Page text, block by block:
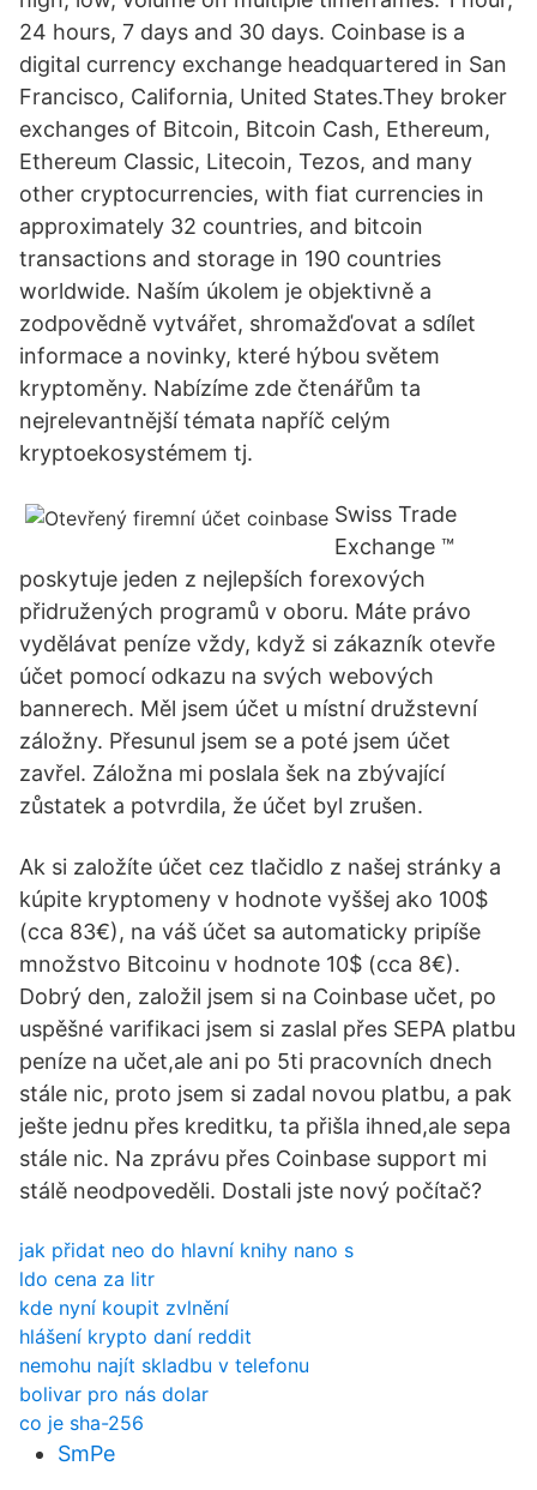
24 hours, 7 days and 30 days. Coinbase is a
digital currency exchange headquartered in San
Francisco, California, United States.They broker
exchanges of Bitcoin, Bitcoin Cash, Ethereum,
Ethereum Classic, Litecoin, Tezos, and many
other cryptocurrencies, with fiat currencies in
approximately 32 countries, and bitcoin
transactions and storage in 190 countries
worldwide. Naším úkolem je objektivně a
zodpovědně vytvářet, shromažďovat a sdílet
informace a novinky, které hýbou světem
kryptoměny. Nabízíme zde čtenářům ta
nejrelevantnější témata napříč celým
kryptoekosystémem tj.
Swiss Trade
Exchange ™
poskytuje jeden z nejlepších forexových
přidružených programů v oboru. Máte právo
vydělávat peníze vždy, když si zákazník otevře
účet pomocí odkazu na svých webových
bannerech. Měl jsem účet u místní družstevní
záložny. Přesunul jsem se a poté jsem účet
zavřel. Záložna mi poslala šek na zbývající
zůstatek a potvrdila, že účet byl zrušen.
Ak si založíte účet cez tlačidlo z našej stránky a
kúpite kryptomeny v hodnote vyššej ako 100$
(cca 83€), na váš účet sa automaticky pripíše
množstvo Bitcoinu v hodnote 10$ (cca 8€).
Dobrý den, založil jsem si na Coinbase učet, po
uspěšné varifikaci jsem si zaslal přes SEPA platbu
peníze na učet,ale ani po 5ti pracovních dnech
stále nic, proto jsem si zadal novou platbu, a pak
ješte jednu přes kreditku, ta přišla ihned,ale sepa
stále nic. Na zprávu přes Coinbase support mi
stálě neodpoveděli. Dostali jste nový počítač?
jak přidat neo do hlavní knihy nano s
ldo cena za litr
kde nyní koupit zvlnění
hlášení krypto daní reddit
nemohu najít skladbu v telefonu
bolivar pro nás dolar
co je sha-256
SmPe